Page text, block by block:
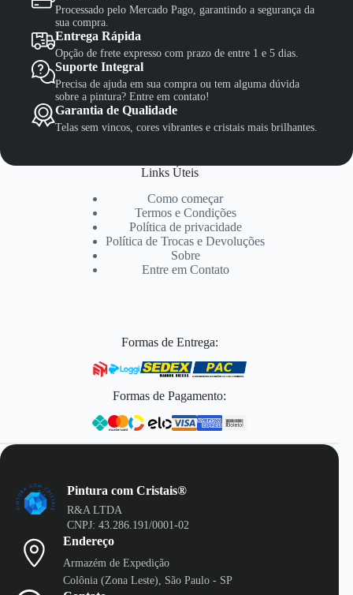
Processado pelo Mercado Pago, garantindo a segurança da
sua compra.
Entrega Rápida
Opção de frete expresso com prazo de entre 1 e 5 dias.
Suporte Integral
Precisa de ajuda em sua compra ou tem alguma dúvida
sobre a pintura? Entre em contato!
Garantia de Qualidade
Telas sem vincos, cores vibrantes e cristais mais brilhantes.
Links Úteis
Como começar
Termos e Condições
Política de privacidade
Política de Trocas e Devoluções
Sobre
Entre em Contato
Formas de Entrega:
Formas de Pagamento:
Pintura com Cristais®
R&A LTDA
CNPJ: 43.286.191/0001-02
Endereço
Armazém de Expedição
Colônia (Zona Leste), São Paulo - SP